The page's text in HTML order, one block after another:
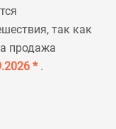
так как
продажа
* .